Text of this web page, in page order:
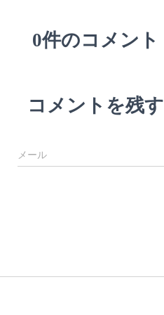
0件のコメント
コメントを残す
メール